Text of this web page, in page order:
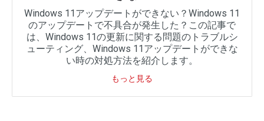
Windows 11アップデートができない？Windows 11
のアップデートで不具合が発生した？この記事で
は、Windows 11の更新に関する問題のトラブルシ
ューティング、Windows 11アップデートができな
い時の対処方法を紹介します。
もっと見る